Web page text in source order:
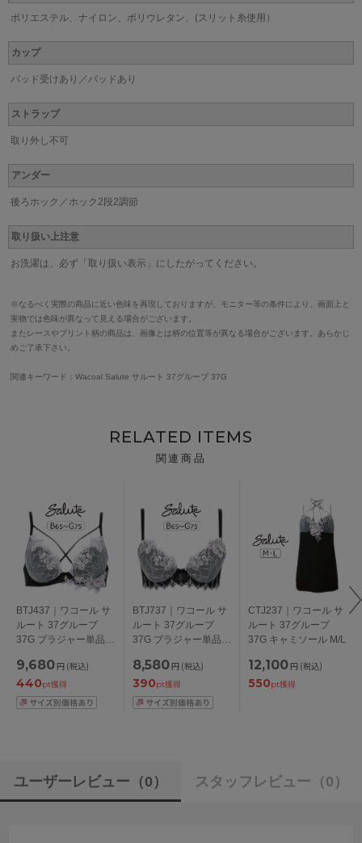
ポリエステル、ナイロン、ポリウレタン、(スリット糸使用）
カップ
パッド受けあり／パッドあり
ストラップ
取り外し不可
アンダー
後ろホック／ホック2段2調節
取り扱い上注意
お洗濯は、必ず「取り扱い表示」にしたがってください。
※なるべく実際の商品に近い色味を再現しておりますが、モニター等の条件により、画面上と
実物では色味が異なって見える場合がございます。
またレースやプリント柄の商品は、画像とは柄の位置等が異なる場合がございます。あらかじ
めご了承下さい。
関連キーワード：Wacoal Salute サルート 37グループ 37G
RELATED ITEMS
関連商品
BTJ437｜ワコール サ
ルート 37グループ
37G ブラジャー単品
アンダー 65/70/75cm
9,680 円 (税込)
440pt獲得
BTJ737｜ワコール サ
ルート 37グループ
37G ブラジャー単品
プ アンダー
65/70/75cm
8,580 円 (税込)
390pt獲得
CTJ237｜ワコール サ
ルート 37グループ
37G キャミソール M/L
12,100 円 (税込)
550pt獲得
ユーザーレビュー （0） スタッフレビュー （0）